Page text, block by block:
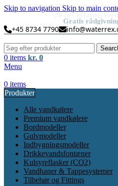
Skip to navigation Skip to main
28 års erfaring
Gratis
+45 8734 7790
0 items kr. 0
Menu
0 items
Produkter
Alle vandkølere
Premium vandkølere
Bordmodeller
Gulvmodeller
Indbygningsmodeller
Drikkevandsfontæner
Kulsyreflasker (CO2)
Vandhaner & Tappesystemer
Tilbehør og Fittings